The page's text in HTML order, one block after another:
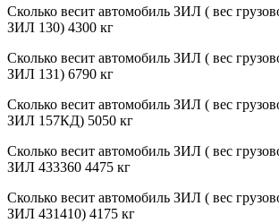
Сколько весит автомобиль ЗИЛ ( вес
ЗИЛ 130) 4300 кг
Сколько весит автомобиль ЗИЛ ( вес
ЗИЛ 131) 6790 кг
Сколько весит автомобиль ЗИЛ ( вес
ЗИЛ 157КД) 5050 кг
Сколько весит автомобиль ЗИЛ ( вес
ЗИЛ 433360 4475 кг
Сколько весит автомобиль ЗИЛ ( вес
ЗИЛ 431410) 4175 кг